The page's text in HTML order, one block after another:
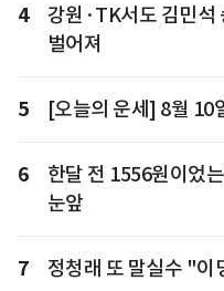
4
강원·TK서도 김민석
벌어져
5 [오늘의 운세] 8월 10
6
한달 전 1556원이었
눈앞
7 정청래 또 말실수 "이